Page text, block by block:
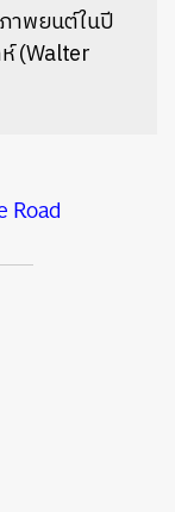
าพยนต์ในปี
(Walter
Road